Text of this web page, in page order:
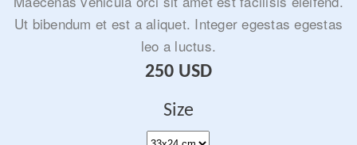
Ut bibendum et est a aliquet. Integer egestas egestas
leo a luctus.
250 USD
Size